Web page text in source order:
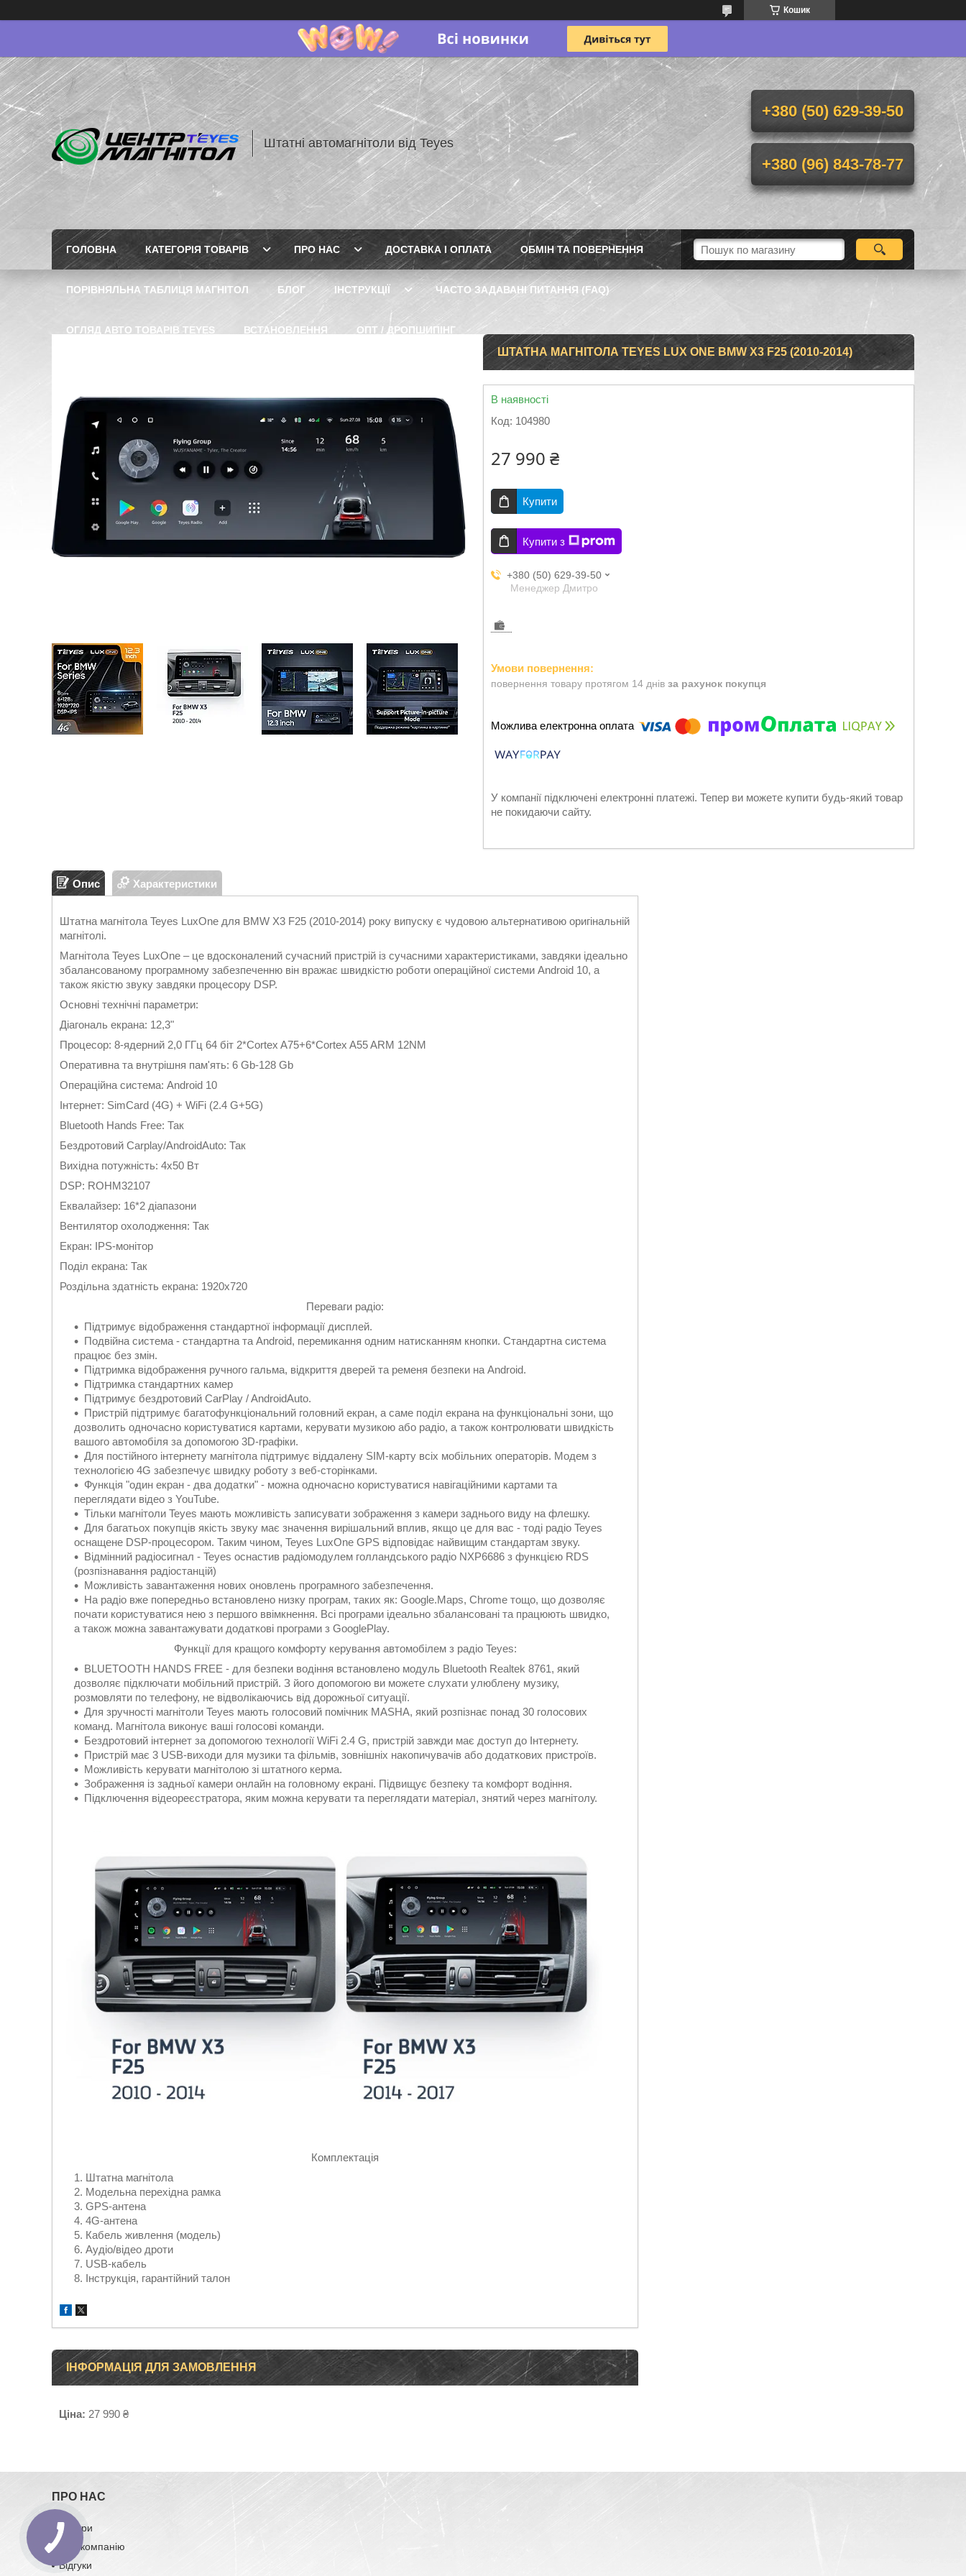
Кошик
Штатні автомагнітоли від Teyes
+380 (50) 629-39-50
+380 (96) 843-78-77
ГОЛОВНА КАТЕГОРІЯ ТОВАРІВ ПРО НАС ДОСТАВКА І ОПЛАТА ОБМІН ТА ПОВЕРНЕННЯ
ПОРІВНЯЛЬНА ТАБЛИЦЯ МАГНІТОЛ БЛОГ ІНСТРУКЦІЇ ЧАСТО ЗАДАВАНІ ПИТАННЯ (FAQ)
ОГЛЯД АВТО ТОВАРІВ TEYES ВСТАНОВЛЕННЯ ОПТ / ДРОПШИПІНГ
ШТАТНА МАГНІТОЛА TEYES LUX ONE BMW X3 F25 (2010-2014)
В наявності
Код: 104980
27 990 ₴
Купити
Купити з
+380 (50) 629-39-50
Менеджер Дмитро
повернення товару протягом 14 днів за рахунок покупця
У компанії підключені електронні платежі. Тепер ви можете купити будь-який товар
не покидаючи сайту.
Опис Характеристики
Штатна магнітола Teyes LuxOne для BMW X3 F25 (2010-2014) року випуску є чудовою альтернативою оригінальній
магнітолі.
Магнітола Teyes LuxOne – це вдосконалений сучасний пристрій із сучасними характеристиками, завдяки ідеально
збалансованому програмному забезпеченню він вражає швидкістю роботи операційної системи Android 10, а
також якістю звуку завдяки процесору DSP.
Основні технічні параметри:
Діагональ екрана: 12,3"
Процесор: 8-ядерний 2,0 ГГц 64 біт 2*Cortex A75+6*Cortex A55 ARM 12NM
Оперативна та внутрішня пам'ять: 6 Gb-128 Gb
Операційна система: Android 10
Інтернет: SimCard (4G) + WiFi (2.4 G+5G)
Bluetooth Hands Free: Так
Бездротовий Carplay/AndroidAuto: Так
Вихідна потужність: 4x50 Вт
DSP: ROHM32107
Еквалайзер: 16*2 діапазони
Вентилятор охолодження: Так
Екран: IPS-монітор
Поділ екрана: Так
Роздільна здатність екрана: 1920x720
Переваги радіо:
Підтримує відображення стандартної інформації дисплей.
Подвійна система - стандартна та Android, перемикання одним натисканням кнопки. Стандартна система
працює без змін.
Підтримка відображення ручного гальма, відкриття дверей та ременя безпеки на Android.
Підтримка стандартних камер
Підтримує бездротовий CarPlay / AndroidAuto.
Пристрій підтримує багатофункціональний головний екран, а саме поділ екрана на функціональні зони, що
дозволить одночасно користуватися картами, керувати музикою або радіо, а також контролювати швидкість
вашого автомобіля за допомогою 3D-графіки.
Для постійного інтернету магнітола підтримує віддалену SIM-карту всіх мобільних операторів. Модем з
технологією 4G забезпечує швидку роботу з веб-сторінками.
Функція "один екран - два додатки" - можна одночасно користуватися навігаційними картами та
переглядати відео з YouTube.
Тільки магнітоли Teyes мають можливість записувати зображення з камери заднього виду на флешку.
Для багатьох покупців якість звуку має значення вирішальний вплив, якщо це для вас - тоді радіо Teyes
оснащене DSP-процесором. Таким чином, Teyes LuxOne GPS відповідає найвищим стандартам звуку.
Відмінний радіосигнал - Teyes оснастив радіомодулем голландського радіо NXP6686 з функцією RDS
(розпізнавання радіостанцій)
Можливість завантаження нових оновлень програмного забезпечення.
На радіо вже попередньо встановлено низку програм, таких як: Google.Maps, Chrome тощо, що дозволяє
почати користуватися нею з першого ввімкнення. Всі програми ідеально збалансовані та працюють швидко,
а також можна завантажувати додаткові програми з GooglePlay.
Функції для кращого комфорту керування автомобілем з радіо Teyes:
BLUETOOTH HANDS FREE - для безпеки водіння встановлено модуль Bluetooth Realtek 8761, який
дозволяє підключати мобільний пристрій. З його допомогою ви можете слухати улюблену музику,
розмовляти по телефону, не відволікаючись від дорожньої ситуації.
Для зручності магнітоли Teyes мають голосовий помічник MASHA, який розпізнає понад 30 голосових
команд. Магнітола виконує ваші голосові команди.
Бездротовий інтернет за допомогою технології WiFi 2.4 G, пристрій завжди має доступ до Інтернету.
Пристрій має 3 USB-виходи для музики та фільмів, зовнішніх накопичувачів або додаткових пристроїв.
Можливість керувати магнітолою зі штатного керма.
Зображення із задньої камери онлайн на головному екрані. Підвищує безпеку та комфорт водіння.
Підключення відеореєстратора, яким можна керувати та переглядати матеріал, знятий через магнітолу.
Комплектація
Штатна магнітола
Модельна перехідна рамка
GPS-антена
4G-антена
Кабель живлення (модель)
Аудіо/відео дроти
USB-кабель
Інструкція, гарантійний талон
ІНФОРМАЦІЯ ДЛЯ ЗАМОВЛЕННЯ
Ціна: 27 990 ₴
ПРО НАС
Товари
Про компанію
Відгуки